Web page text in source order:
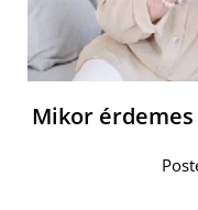
Mikor